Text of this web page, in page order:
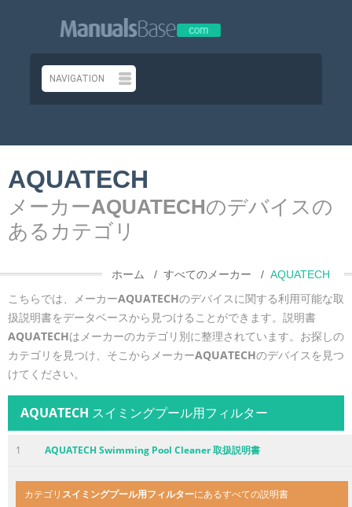
AQUATECH
メーカーAQUATECHのデバイスの
あるカテゴリ
ホーム すべてのメーカー AQUATECH
こちらでは、メーカーAQUATECHのデバイスに関する利用可能な取
扱説明書をデータベースから見つけることができます。説明書
AQUATECHはメーカーのカテゴリ別に整理されています。お探しの
カテゴリを見つけ、そこからメーカーAQUATECHのデバイスを見つ
けてください。
AQUATECH スイミングプール用フィルター
1 AQUATECH Swimming Pool Cleaner 取扱説明書
カテゴリ スイミングプール用フィルターにあるすべての説明書